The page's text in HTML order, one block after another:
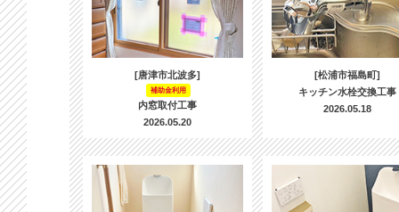
[唐津市北波多]
補助金利用
内窓取付工事
2026.05.20
[松浦市福島町]
キッチン水栓交換工事
2026.05.18